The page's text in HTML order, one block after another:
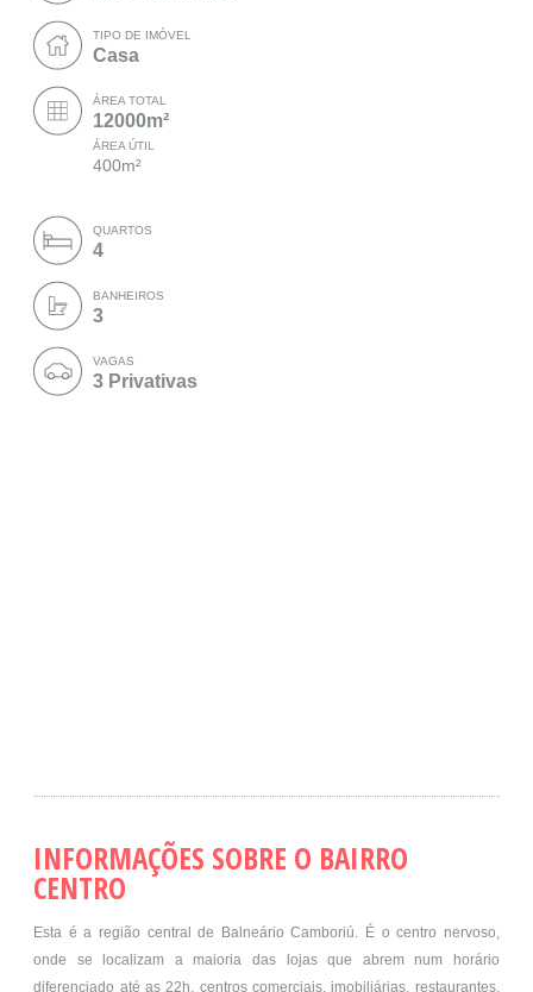
TIPO DE IMÓVEL
Casa
ÁREA TOTAL
12000m²
ÁREA ÚTIL
400m²
QUARTOS
4
BANHEIROS
3
VAGAS
3 Privativas
INFORMAÇÕES SOBRE O BAIRRO
CENTRO
Esta é a região central de Balneário Camboriú. É o centro nervoso,
onde se localizam a maioria das lojas que abrem num horário
diferenciado até as 22h, centros comerciais, imobiliárias, restaurantes,